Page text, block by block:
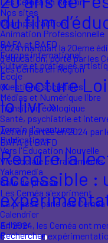
Nos sites
Champs d'action
Animation Professionnelle
BAFA et BAFD
Europe international
Culture et pratiques
École
Questions sociétales
Médias et Numérique libre
Transition écologique
Santé, psychiatrie et
Terrain d'aventures
Publications
Vers l'Éducation Nouvelle
Vie Sociale et Traitements
Yakamedia
Salle de presse
Les Ceméa s'expriment
La presse parle des Ceméa
Calendrier
Adhérer
Rechercher
du film
2024 marquait la 20eme
d'éducation, porté par les
Les Ceméa en Région
« Lecture
lo livr »
Action portée en 2024 par
BAFA et BAFD
Rendre la
accessible :
En 2024, les Ceméa ont
Culture, une